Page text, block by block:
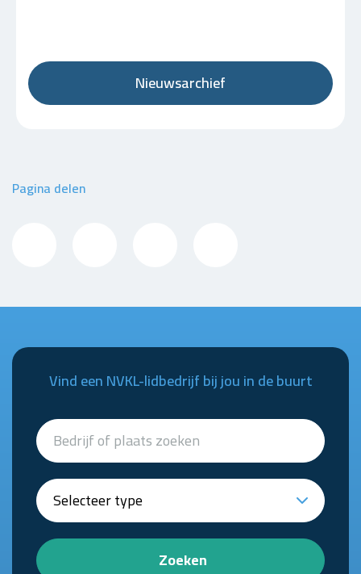
Nieuwsarchief
Pagina delen
Vind een NVKL-lidbedrijf bij jou in de buurt
Zoeken